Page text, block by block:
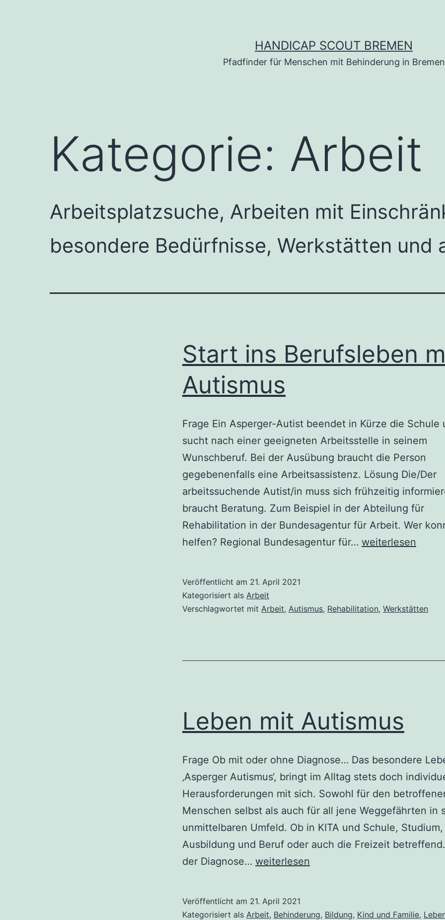
HANDICAP SCOUT BREMEN
Pfadfinder für Menschen mit Behinderung in Bremen
Kategorie: Arbeit
Arbeitsplatzsuche, Arbeiten mit
besondere Bedürfnisse, Werkstätten und
Start ins Berufsleben
Autismus
Frage Ein Asperger-Autist beendet in Kürze die Schule
sucht nach einer geeigneten Arbeitsstelle in seinem
Wunschberuf. Bei der Ausübung braucht die Person
gegebenenfalls eine Arbeitsassistenz. Lösung Die/Der
arbeitssuchende Autist/in muss sich frühzeitig
braucht Beratung. Zum Beispiel in der Abteilung für
Rehabilitation in der Bundesagentur für Arbeit. Wer
helfen? Regional Bundesagentur für… Start
Autismus
weiterlesen
Veröffentlicht am 21. April 2021
Kategorisiert als Arbeit
Verschlagwortet mit Arbeit, Autismus, Rehabilitation, Werkstätten
Leben mit Autismus
Frage Ob mit oder ohne Diagnose… Das besondere
‚Asperger Autismus‘, bringt im Alltag stets doch
Herausforderungen mit sich. Sowohl für den
Menschen selbst als auch für all jene Weggefährten in
unmittelbaren Umfeld. Ob in KITA und Schule, Studium,
Ausbildung und Beruf oder auch die Freizeit
der Diagnose… Leben
weiterlesen
Veröffentlicht am 21. April 2021
Kategorisiert als Arbeit, Behinderung, Bildung, Kind und Familie,